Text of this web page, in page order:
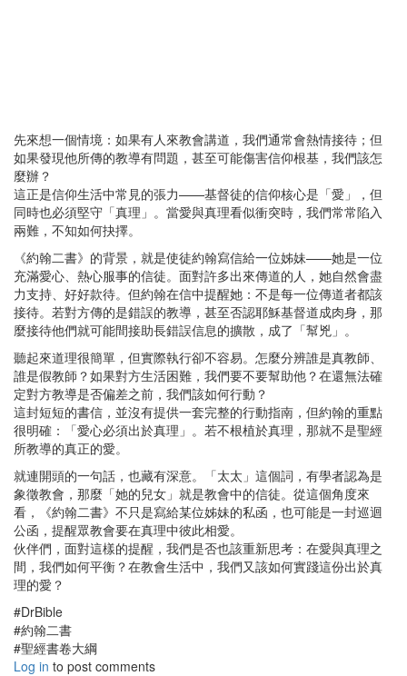
先來想一個情境：如果有人來教會講道，我們通常會熱情接待；但
如果發現他所傳的教導有問題，甚至可能傷害信仰根基，我們該怎
麼辦？
這正是信仰生活中常見的張力——基督徒的信仰核心是「愛」，但
同時也必須堅守「真理」。當愛與真理看似衝突時，我們常常陷入
兩難，不知如何抉擇。
《約翰二書》的背景，就是使徒約翰寫信給一位姊妹——她是一位
充滿愛心、熱心服事的信徒。面對許多出來傳道的人，她自然會盡
力支持、好好款待。但約翰在信中提醒她：不是每一位傳道者都該
接待。若對方傳的是錯誤的教導，甚至否認耶穌基督道成肉身，那
麼接待他們就可能間接助長錯誤信息的擴散，成了「幫兇」。
聽起來道理很簡單，但實際執行卻不容易。怎麼分辨誰是真教師、
誰是假教師？如果對方生活困難，我們要不要幫助他？在還無法確
定對方教導是否偏差之前，我們該如何行動？
這封短短的書信，並沒有提供一套完整的行動指南，但約翰的重點
很明確：「愛心必須出於真理」。若不根植於真理，那就不是聖經
所教導的真正的愛。
就連開頭的一句話，也藏有深意。「太太」這個詞，有學者認為是
象徵教會，那麼「她的兒女」就是教會中的信徒。從這個角度來
看，《約翰二書》不只是寫給某位姊妹的私函，也可能是一封巡迴
公函，提醒眾教會要在真理中彼此相愛。
伙伴們，面對這樣的提醒，我們是否也該重新思考：在愛與真理之
間，我們如何平衡？在教會生活中，我們又該如何實踐這份出於真
理的愛？
#DrBible
#約翰二書
#聖經書卷大綱
Log in to post comments